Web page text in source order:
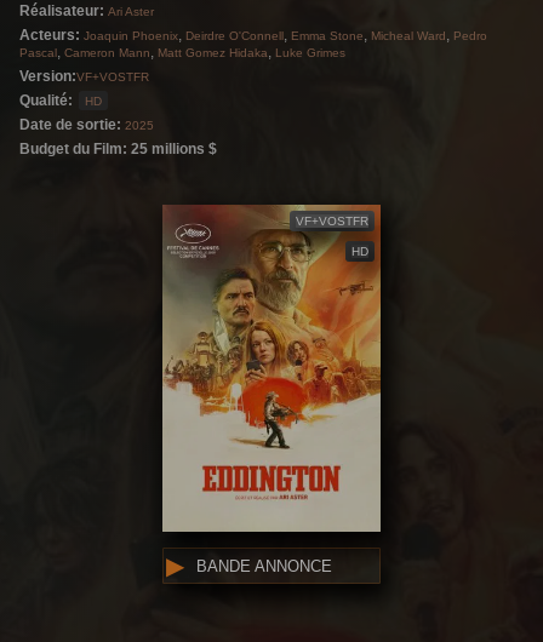
Réalisateur: Ari Aster
Acteurs: Joaquin Phoenix, Deirdre O'Connell, Emma Stone, Micheal Ward, Pedro
Pascal, Cameron Mann, Matt Gomez Hidaka, Luke Grimes
Version:VF+VOSTFR
Qualité: HD
Date de sortie: 2025
Budget du Film: 25 millions $
VF+VOSTFR
HD
BANDE ANNONCE